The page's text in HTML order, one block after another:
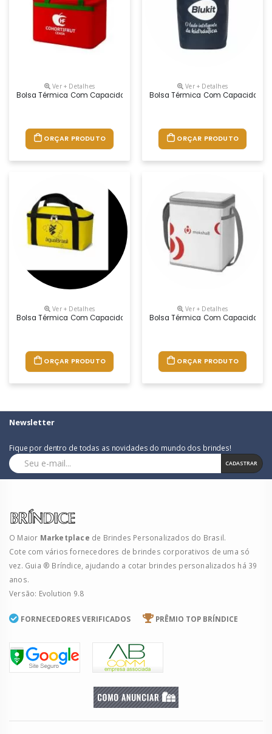
Ver + Detalhes
Bolsa Térmica Com Capacidade Para 18 Litros Com Alça Dupla De
ORÇAR PRODUTO
Ver + Detalhes
Bolsa Térmica Com Capacidade
ORÇAR PRODUTO
Ver + Detalhes
Bolsa Térmica Com Capacidade Aproximada Para 4,5 Litros Com Alça
ORÇAR PRODUTO
Ver + Detalhes
Bolsa Térmica Com Capacidade
ORÇAR PRODUTO
Newsletter
Fique por dentro de todas as novidades do mundo dos brindes!
CADASTRAR
O Maior Marketplace de Brindes Personalizados do Brasil.
Cote com vários fornecedores de brindes corporativos de uma só
vez. Guia ® Bríndice, ajudando a cotar brindes personalizados há 39
anos.
Versão: Evolution 9.8
FORNECEDORES VERIFICADOS PRÊMIO TOP BRÍNDICE